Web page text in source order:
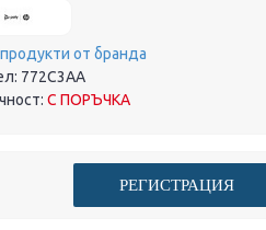
от бранда
772C3AA
С ПОРЪЧКА
РЕГИСТРАЦИЯ